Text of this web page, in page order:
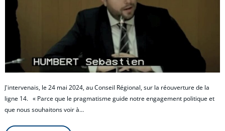
J'intervenais, le 24 mai 2024, au Conseil Régional, sur la réouverture de la
ligne 14. « Parce que le pragmatisme guide notre engagement politique et
que nous souhaitons voir à…